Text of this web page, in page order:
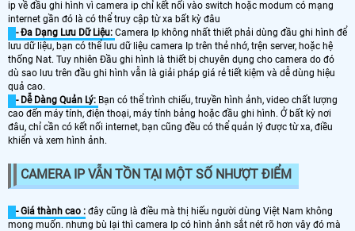
ip về đầu ghi hình vì camera ip chỉ kết nối vào switch hoặc modum có mạng
internet gần đó là có thể truy cập từ xa bất kỳ đâu
- Đa Dạng Lưu Dữ Liệu: Camera Ip không nhất thiết phải dùng đầu ghi hình để
lưu dữ liệu, bạn có thể lưu dữ liệu camera Ip trên thẻ nhớ, trện server, hoặc hệ
thống Nat. Tuy nhiên Đầu ghi hình là thiết bị chuyên dụng cho camera do đó
dù sao lưu trên đầu ghi hình vẫn là giải pháp giá rẻ tiết kiệm và dễ dùng hiệu
quả cao.
- Dễ Dàng Quản Lý: Bạn có thể trình chiếu, truyền hình ảnh, video chất lượng
cao đến máy tính, điện thoại, máy tính bảng hoặc đầu ghi hình. Ở bất kỳ nơi
đâu, chỉ cần có kết nối internet, bạn cũng đều có thể quản lý được từ xa, điều
khiển và xem hình ảnh.
CAMERA IP VẪN TỒN TẠI MỘT SỐ NHƯỢT ĐIỂM
- Giá thành cao : đây cũng là điều mà thị hiếu người dùng Việt Nam không
mong muốn. nhưng bù lại thì camera Ip có hình ảnh sắt nét rõ hơn vây đó mà